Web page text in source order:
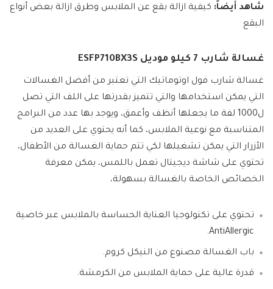
شاهد أيضاً: كيفية ازالة بقع عن الملابس وطرق ازالة بعض أنواع
البقع
غسالة شارب 7 كيلو موديل ESFP710BX3S
غسالة شارب فول اوتوماتيك التي تعتبر من أفضل الغسالات
التي يمكن استخدامها والتي تتميز بقدرتها على اللف التي تصل
ل1000 لفة ما يجعلها أنظف وأعمق، ويوجد بها عدد من البرامج
المتناسبة مع نوعية الملابس، كما أنه يحتوي على العديد من
الأزرار التي يمكن تشغيلها لكي تتم حماية الغسالة من الأطفال،
تحتوي على شاشة ديجيتال تعمل باللمس، يمكن معرفة
الخصائص الخاصة بالغسالة بسهولة،
تحتوي على تكنولوجيا العناية الحساسة بالملابس عبر خاصية
AntiAllergic.
باب الغسالة مصنوع من النيكل كروم.
قدرة عالية على حماية الملابس من الكرمشة.